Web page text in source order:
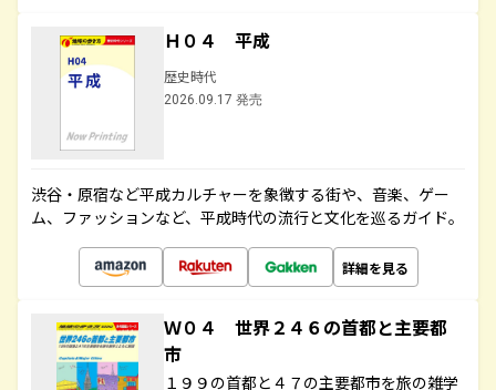
Ｈ０４ 平成
歴史時代
2026.09.17 発売
渋谷・原宿など平成カルチャーを象徴する街や、音楽、ゲー
ム、ファッションなど、平成時代の流行と文化を巡るガイド。
詳細を見る
Ｗ０４ 世界２４６の首都と主要都
市
１９９の首都と４７の主要都市を旅の雑学